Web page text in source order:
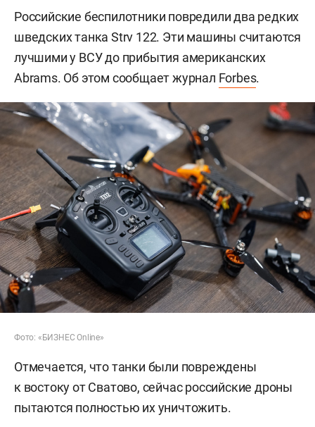
Российские беспилотники повредили два редких
шведских танка Strv 122. Эти машины считаются
лучшими у ВСУ до прибытия американских
Abrams. Об этом сообщает журнал Forbes.
Фото: «БИЗНЕС Online»
Отмечается, что танки были повреждены
к востоку от Сватово, сейчас российские дроны
пытаются полностью их уничтожить.